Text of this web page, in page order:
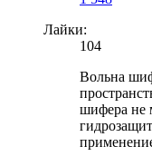
Лайки:
104
Вольна
шифера не